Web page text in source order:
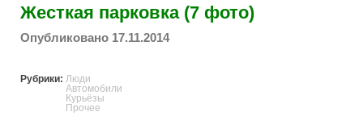
Жесткая парковка (7 фото)
Опубликовано 17.11.2014
Рубрики: Люди
Автомобили
Курьёзы
Прочее